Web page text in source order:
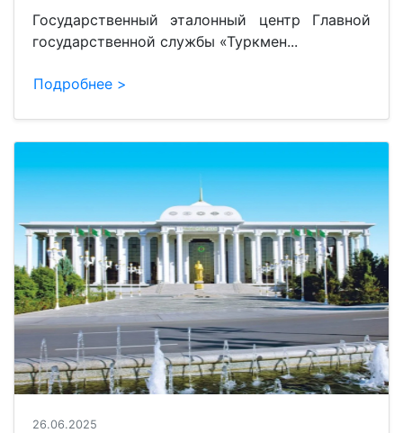
Государственный эталонный центр Главной
государственной службы «Туркмен...
Подробнее >
26.06.2025